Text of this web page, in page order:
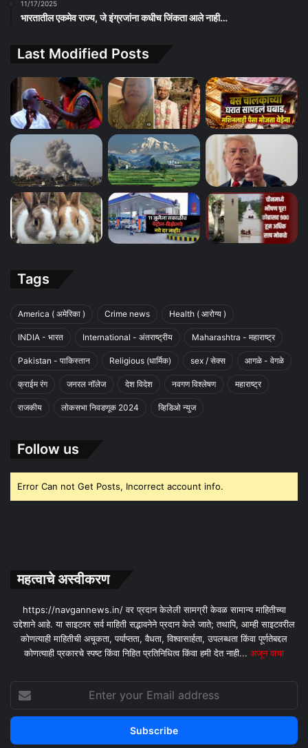
11/17/2025
भारतातील एकमेव राज्य, जे इंग्रजांना कधीच जिंकता आले नाही…
Last Modified Posts
Tags
America ( अमेरिका ) Crime news Health ( आरोग्य )
INDIA - भारत International - अंतराष्ट्रीय Maharashtra - महाराष्ट्र
Pakistan - पाकिस्तान Religious (धार्मिक) sex / सेक्स आगळे - वेगळे
क्राईम रंग जनरल नॉलेज देश विदेश नवगण विश्लेषण महाराष्ट्र
राजकीय लोकसभा निवडणूक 2024 व्हिडिओ न्युज
Follow us
Error Can not Get Posts, Incorrect account info.
महत्वाचे अस्वीकरण
https://navgannews.in/ वर प्रदान केलेली सामग्री केवळ सामान्य माहितीच्या
उद्देशाने आहे. या साइटवर सर्व माहिती सद्भावनेने प्रदान केले जाते; तथापि, आम्ही साइटवरील
कोणत्याही माहितीची अचूकता, पर्याप्तता, वैधता, विश्वासार्हता, उपलब्धता किंवा पूर्णतेबद्दल
कोणत्याही प्रकारचे स्पष्ट किंवा निहित प्रतिनिधित्व किंवा हमी देत ​​नाही... अजून वाचा
your
Email